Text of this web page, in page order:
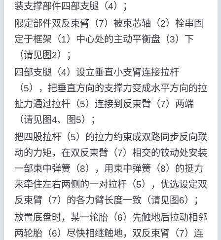
装支撑部件四部支腿（4）；
限定部件双反束臂（7）被束芯轴（2）栓串固
定于框架（1）中心处的主动平衡盘（3）下
（请见图2）；
四部支腿（4）设立垂直小支臂连接拉杆
（5），把垂直方向的支撑力变成水平方向的拉
扯力通过拉杆（5）连接到反束臂（7）两端
（请见图4、图5）；
把四股拉杆（5）的拉力约束成双路同步反向联
动的力矩，在双反束臂（7）相交的铰动处安装
一部束中弹簧（8），用束中弹簧（8）的挺力
来牵住左右两侧的一对拉杆（5），优选设定双
反束臂（7）的各力臂长度一致（请见图6）；
放置底盘时，某一轮胎（6）先触地后拉动相邻
两轮胎（6）尽快相继触地，双反束臂（7）连